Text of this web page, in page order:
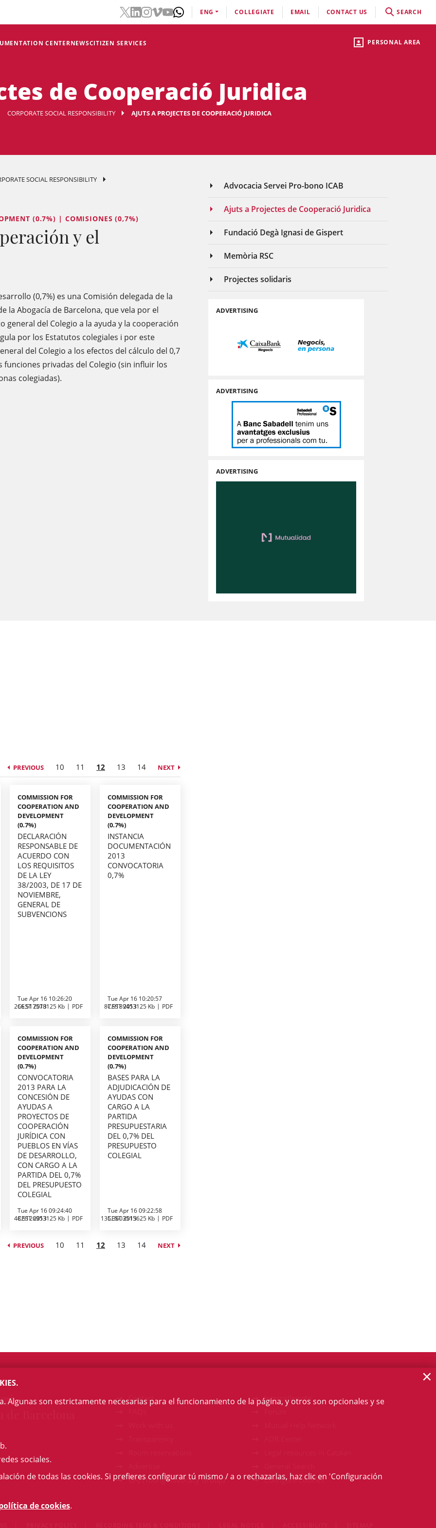
PERSONAL AREA
CENTERNEWSCITIZEN SERVICES
ENG COLLEGIATE EMAIL CONTACT US SEARCH
de Cooperació Juridica
CORPORATE SOCIAL RESPONSIBILITY AJUTS A PROJECTES DE COOPERACIÓ JURIDICA
Advocacia Servei Pro-bono ICAB
Ajuts a Projectes de Cooperació Juridica
Fundació Degà Ignasi de Gispert
Memòria RSC
Projectes solidaris
ADVERTISING
ADVERTISING
ADVERTISING
SOCIAL RESPONSIBILITY
(0.7%) | COMISIONES (0,7%)
y el
(0,7%) es una Comisión delegada de la
la Abogacía de Barcelona, que vela por el
general del Colegio a la ayuda y la cooperación
por los Estatutos colegiales i por este
del Colegio a los efectos del cálculo del 0,7
privadas del Colegio (sin influir los
colegiadas).
PREVIOUS 10 11 12 13 14 NEXT
COMMISSION FOR
COOPERATION AND
DEVELOPMENT
(0.7%)
DECLARACIÓN
RESPONSABLE DE
ACUERDO CON
LOS REQUISITOS
DE LA LEY
38/2003, DE 17 DE
NOVIEMBRE,
GENERAL DE
SUBVENCIONS
Tue Apr 16 10:26:20
CEST 2013
266.517578125 Kb PDF
COMMISSION FOR
COOPERATION AND
DEVELOPMENT
(0.7%)
INSTANCIA
DOCUMENTACIÓN
2013
CONVOCATORIA
0,7%
Tue Apr 16 10:20:57
CEST 2013
87.9189453125 Kb PDF
COMMISSION FOR
COOPERATION AND
DEVELOPMENT
(0.7%)
CONVOCATORIA
2013 PARA LA
CONCESIÓN DE
AYUDAS A
PROYECTOS DE
COOPERACIÓN
JURÍDICA CON
PUEBLOS EN VÍAS
DE DESARROLLO,
CON CARGO A LA
PARTIDA DEL 0,7%
DEL PRESUPUESTO
COLEGIAL
Tue Apr 16 09:24:40
CEST 2013
48.5126953125 Kb PDF
COMMISSION FOR
COOPERATION AND
DEVELOPMENT
(0.7%)
BASES PARA LA
ADJUDICACIÓN DE
AYUDAS CON
CARGO A LA
PARTIDA
PRESUPUESTARIA
DEL 0,7% DEL
PRESUPUESTO
COLEGIAL
Tue Apr 16 09:22:58
CEST 2013
135.3603515625 Kb PDF
PREVIOUS 10 11 12 13 14 NEXT
Contact
GAJ (Young Advocacy Group)
Intercollegiate
Configure cookies
Algunas son estrictamente necesarias para el funcionamiento de la página, y otros son opcionales y se
sociales.
de todas las cookies. Si prefieres configurar tú mismo / a o rechazarlas, haz clic en 'Configuración
de cookies.
×